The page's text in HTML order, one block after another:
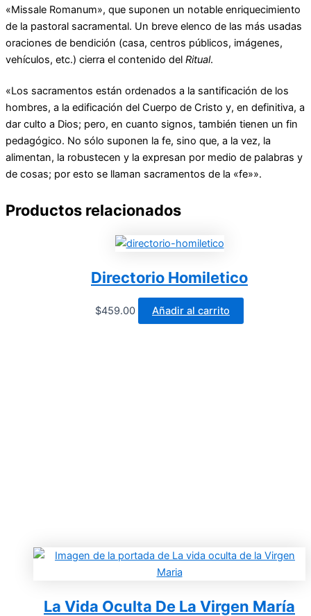
«Missale Romanum», que suponen un notable enriquecimiento
de la pastoral sacramental. Un breve elenco de las más usadas
oraciones de bendición (casa, centros públicos, imágenes,
vehículos, etc.) cierra el contenido del Ritual.
«Los sacramentos están ordenados a la santificación de los
hombres, a la edificación del Cuerpo de Cristo y, en definitiva, a
dar culto a Dios; pero, en cuanto signos, también tienen un fin
pedagógico. No sólo suponen la fe, sino que, a la vez, la
alimentan, la robustecen y la expresan por medio de palabras y
de cosas; por esto se llaman sacramentos de la «fe»».
Productos relacionados
Directorio Homiletico
$459.00 Añadir al carrito
La Vida Oculta De La Virgen María